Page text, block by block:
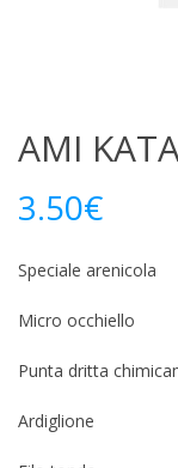
AMI
3.50€
Speciale arenicola
Micro occhiello
Punta dritta
Ardiglione